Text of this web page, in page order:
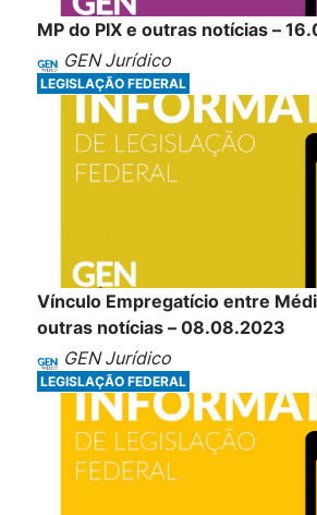
MP do PIX e outras notícias –
GEN Jurídico
LEGISLAÇÃO FEDERAL
Vínculo Empregatício entre
outras notícias – 08.08.2023
GEN Jurídico
LEGISLAÇÃO FEDERAL